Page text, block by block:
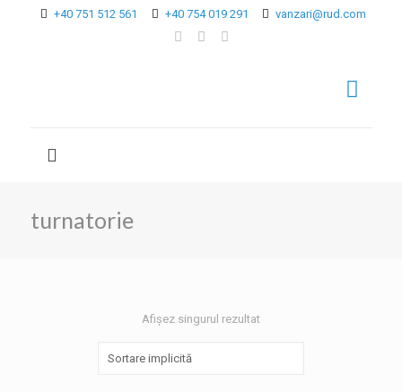
+40 751 512 561 +40 754 019 291 vanzari@rud.com
turnatorie
Afișez singurul rezultat